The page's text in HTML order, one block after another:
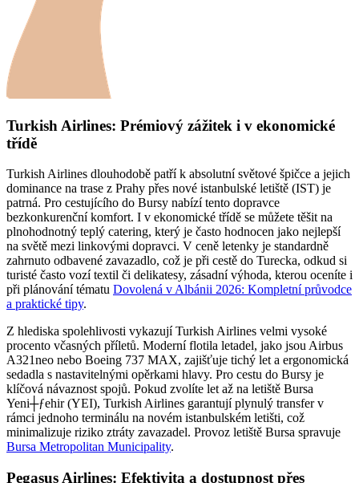
Turkish Airlines: Prémiový zážitek i v ekonomické
třídě
Turkish Airlines dlouhodobě patří k absolutní světové špičce a jejich
dominance na trase z Prahy přes nové istanbulské letiště (IST) je
patrná. Pro cestujícího do Bursy nabízí tento dopravce
bezkonkurenční komfort. I v ekonomické třídě se můžete těšit na
plnohodnotný teplý catering, který je často hodnocen jako nejlepší
na světě mezi linkovými dopravci. V ceně letenky je standardně
zahrnuto odbavené zavazadlo, což je při cestě do Turecka, odkud si
turisté často vozí textil či delikatesy, zásadní výhoda, kterou oceníte i
při plánování tématu Dovolená v Albánii 2026: Kompletní průvodce
a praktické tipy.
Z hlediska spolehlivosti vykazují Turkish Airlines velmi vysoké
procento včasných příletů. Moderní flotila letadel, jako jsou Airbus
A321neo nebo Boeing 737 MAX, zajišťuje tichý let a ergonomická
sedadla s nastavitelnými opěrkami hlavy. Pro cestu do Bursy je
klíčová návaznost spojů. Pokud zvolíte let až na letiště Bursa
Yeni┼ƒehir (YEI), Turkish Airlines garantují plynulý transfer v
rámci jednoho terminálu na novém istanbulském letišti, což
minimalizuje riziko ztráty zavazadel. Provoz letiště Bursa spravuje
Bursa Metropolitan Municipality.
Pegasus Airlines: Efektivita a dostupnost přes